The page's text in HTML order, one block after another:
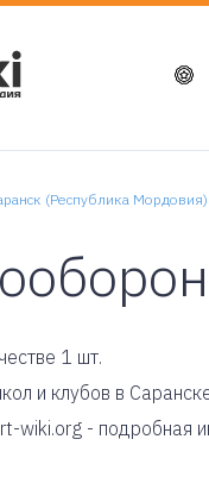
(Республика Мордовия)
1 шт.
и клубов в
wiki.org - подробная